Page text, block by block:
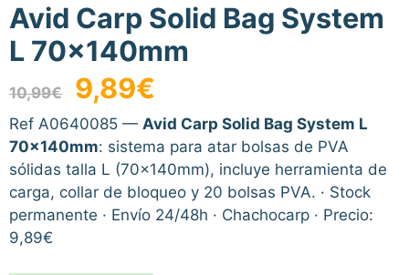
Avid Carp Solid Bag System
L 70x140mm
10,99€
El
precio
original
era:
10,99€.
9,89€
actual
es:
9,89€.
Ref A0640085 — Avid Carp Solid Bag System L
70x140mm: sistema para atar bolsas de PVA
sólidas talla L (70x140mm), incluye herramienta de
carga, collar de bloqueo y 20 bolsas PVA. · Stock
permanente · Envío 24/48h · Chachocarp · Precio:
9,89€